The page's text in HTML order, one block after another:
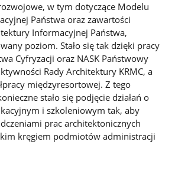
w tym dotyczące Modelu
Państwa oraz zawartości
Informacyjnej Państwa,
poziom. Stało się tak dzięki pracy
Cyfryzacji oraz NASK Państwowy
Rady Architektury KRMC, a
międzyresortowej. Z tego
stało się podjęcie działań o
i szkoleniowym tak, aby
prac architektonicznych
kręgiem podmiotów administracji